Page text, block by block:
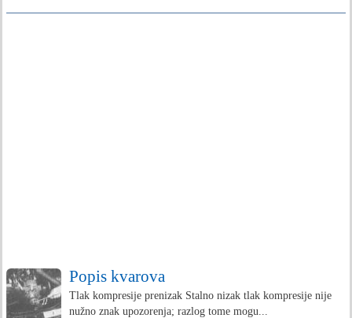
Popis kvarova
Tlak kompresije prenizak Stalno nizak tlak kompresije nije
nužno znak upozorenja; razlog tome mogu...